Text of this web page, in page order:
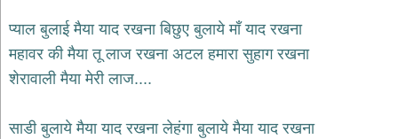
पन्ना
कृष्ण
bhajans
प्याल बुलाई मैया याद रखना बिछुए बुलाये माँ याद रखना
महावर की मैया तू लाज रखना अटल हमारा सुहाग रखना
शेरावाली मैया मेरी लाज....
साडी बुलाये मैया याद रखना लेहंगा बुलाये मैया याद रखना